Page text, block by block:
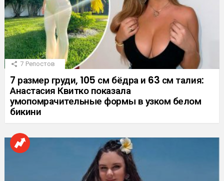
7 Репостов
7 размер груди, 105 см бёдра и 63 см талия:
Анастасия Квитко показала
умопомрачительные формы в узком белом
бикини